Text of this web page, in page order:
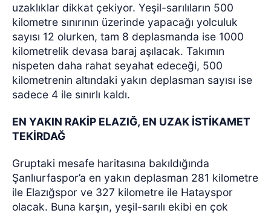
uzaklıklar dikkat çekiyor. Yeşil-sarılıların 500
kilometre sınırının üzerinde yapacağı yolculuk
sayısı 12 olurken, tam 8 deplasmanda ise 1000
kilometrelik devasa baraj aşılacak. Takımın
nispeten daha rahat seyahat edeceği, 500
kilometrenin altındaki yakın deplasman sayısı ise
sadece 4 ile sınırlı kaldı.
EN YAKIN RAKİP ELAZIĞ, EN UZAK İSTİKAMET
TEKİRDAĞ
Gruptaki mesafe haritasına bakıldığında
Şanlıurfaspor’a en yakın deplasman 281 kilometre
ile Elazığspor ve 327 kilometre ile Hatayspor
olacak. Buna karşın, yeşil-sarılı ekibi en çok